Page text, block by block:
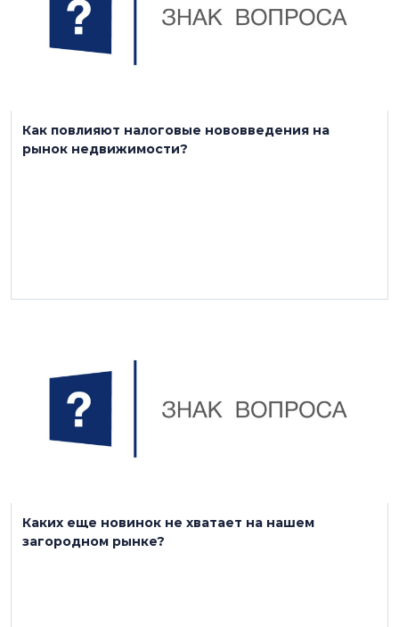
Как повлияют налоговые нововведения на
рынок недвижимости?
Каких еще новинок не хватает на нашем
загородном рынке?